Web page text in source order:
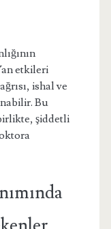
etkileri
ishal ve
Bu
şiddetli